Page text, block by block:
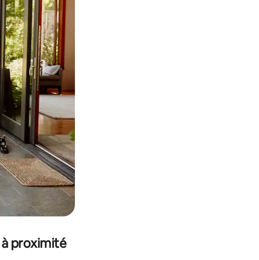
et en faisant glisser.
proximité